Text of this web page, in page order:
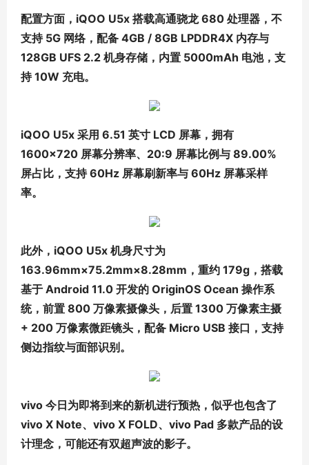
配置方面，iQOO U5x 搭载高通骁龙 680 处理器，不
支持 5G 网络，配备 4GB / 8GB LPDDR4X 内存与
128GB UFS 2.2 机身存储，内置 5000mAh 电池，支
持 10W 充电。
iQOO U5x 采用 6.51 英寸 LCD 屏幕，拥有
1600×720 屏幕分辨率、20:9 屏幕比例与 89.00%
屏占比，支持 60Hz 屏幕刷新率与 60Hz 屏幕采样
率。
此外，iQOO U5x 机身尺寸为
163.96mm×75.2mm×8.28mm，重约 179g，搭载
基于 Android 11.0 开发的 OriginOS Ocean 操作系
统，前置 800 万像素摄像头，后置 1300 万像素主摄
+ 200 万像素微距镜头，配备 Micro USB 接口，支持
侧边指纹与面部识别。
vivo 今日为即将到来的新机进行预热，似乎也包含了
vivo X Note、vivo X FOLD、vivo Pad 多款产品的设
计理念，可能还有双超声波的影子。